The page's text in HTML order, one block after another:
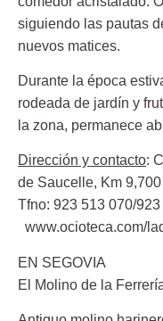
siguiendo las pautas
nuevos matices.
Durante la época
rodeada de jardín y
la zona, permanece
Dirección y contacto:
de Saucelle, Km 9,700
Tfno: 923 513 070/
www.ocioteca.com/
EN SEGOVIA
El Molino de la